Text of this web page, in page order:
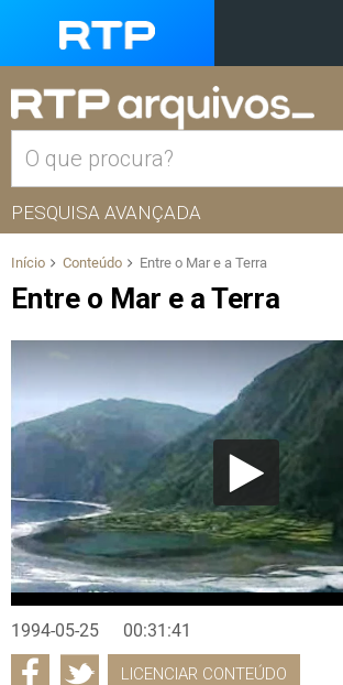
PESQUISA AVANÇADA
Início Conteúdo Entre o Mar e a Terra
Entre o Mar e a Terra
1994-05-25 00:31:41
LICENCIAR CONTEÚDO